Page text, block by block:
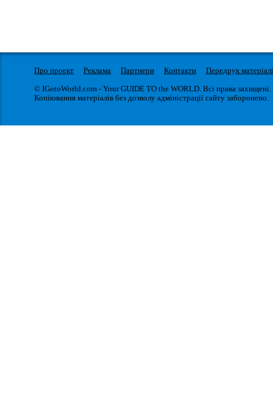
Про проект Реклама Партнери Контакти
Передрук
© IGotoWorld.com - Your GUIDE TO the WORLD. Всі права захищені.
Копіювання матеріалів без дозволу адміністрації сайту заборонено.